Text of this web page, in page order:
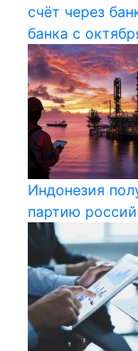
счёт через
банка с
Индонезия
партию